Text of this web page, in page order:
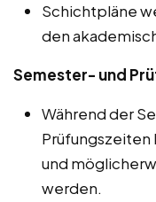
Schichtpläne
den
Semester- und
Während der
Prüfungszeiten
und
werden.